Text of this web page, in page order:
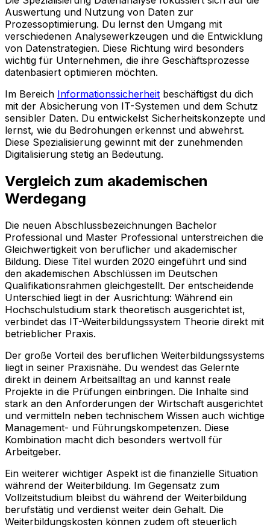
Auswertung und Nutzung von Daten zur
Prozessoptimierung. Du lernst den Umgang mit
verschiedenen Analysewerkzeugen und die Entwicklung
von Datenstrategien. Diese Richtung wird besonders
wichtig für Unternehmen, die ihre Geschäftsprozesse
datenbasiert optimieren möchten.
Im Bereich Informationssicherheit beschäftigst du dich
mit der Absicherung von IT-Systemen und dem Schutz
sensibler Daten. Du entwickelst Sicherheitskonzepte und
lernst, wie du Bedrohungen erkennst und abwehrst.
Diese Spezialisierung gewinnt mit der zunehmenden
Digitalisierung stetig an Bedeutung.
Vergleich zum akademischen
Werdegang
Die neuen Abschlussbezeichnungen Bachelor
Professional und Master Professional unterstreichen die
Gleichwertigkeit von beruflicher und akademischer
Bildung. Diese Titel wurden 2020 eingeführt und sind
den akademischen Abschlüssen im Deutschen
Qualifikationsrahmen gleichgestellt. Der entscheidende
Unterschied liegt in der Ausrichtung: Während ein
Hochschulstudium stark theoretisch ausgerichtet ist,
verbindet das IT-Weiterbildungssystem Theorie direkt mit
betrieblicher Praxis.
Der große Vorteil des beruflichen Weiterbildungssystems
liegt in seiner Praxisnähe. Du wendest das Gelernte
direkt in deinem Arbeitsalltag an und kannst reale
Projekte in die Prüfungen einbringen. Die Inhalte sind
stark an den Anforderungen der Wirtschaft ausgerichtet
und vermitteln neben technischem Wissen auch wichtige
Management- und Führungskompetenzen. Diese
Kombination macht dich besonders wertvoll für
Arbeitgeber.
Ein weiterer wichtiger Aspekt ist die finanzielle Situation
während der Weiterbildung. Im Gegensatz zum
Vollzeitstudium bleibst du während der Weiterbildung
berufstätig und verdienst weiter dein Gehalt. Die
Weiterbildungskosten können zudem oft steuerlich